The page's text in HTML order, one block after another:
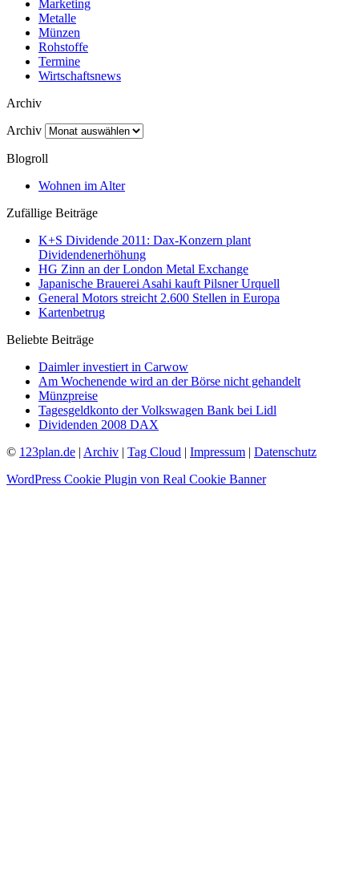
Marketing
Metalle
Münzen
Rohstoffe
Termine
Wirtschaftsnews
Archiv
Archiv
Blogroll
Wohnen im Alter
Zufällige Beiträge
K+S Dividende 2011: Dax-Konzern plant
Dividendenerhöhung
HG Zinn an der London Metal Exchange
Japanische Brauerei Asahi kauft Pilsner Urquell
General Motors streicht 2.600 Stellen in Europa
Kartenbetrug
Beliebte Beiträge
Daimler investiert in Carwow
Am Wochenende wird an der Börse nicht gehandelt
Münzpreise
Tagesgeldkonto der Volkswagen Bank bei Lidl
Dividenden 2008 DAX
© 123plan.de | Archiv | Tag Cloud | Impressum | Datenschutz
WordPress Cookie Plugin von Real Cookie Banner